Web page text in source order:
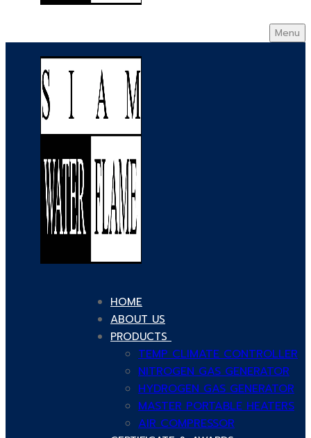
Menu
HOME
ABOUT US
PRODUCTS
TEMP CLIMATE CONTROLLER
NITROGEN GAS GENERATOR
HYDROGEN GAS GENERATOR
MASTER PORTABLE HEATERS
AIR COMPRESSOR